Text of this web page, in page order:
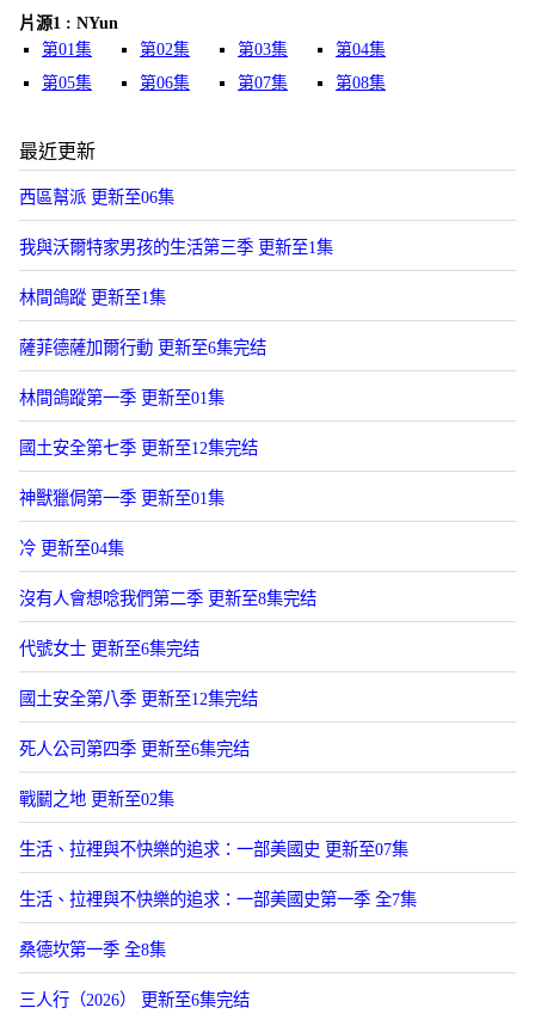
片源1 : NYun
第01集
第02集 第03集
第04集
第05集
第06集 第07集 第08集
最近更新
西區幫派 更新至06集
我與沃爾特家男孩的生活第三季 更新至1集
林間鴿蹤 更新至1集
薩菲德薩加爾行動 更新至6集完结
林間鴿蹤第一季 更新至01集
國土安全第七季 更新至12集完结
神獸獵侷第一季 更新至01集
冷 更新至04集
沒有人會想唸我們第二季 更新至8集完结
代號女士 更新至6集完结
國土安全第八季 更新至12集完结
死人公司第四季 更新至6集完结
戰鬭之地 更新至02集
生活、拉裡與不快樂的追求：一部美國史 更新至07集
生活、拉裡與不快樂的追求：一部美國史第一季 全7集
桑德坎第一季 全8集
三人行（2026） 更新至6集完结